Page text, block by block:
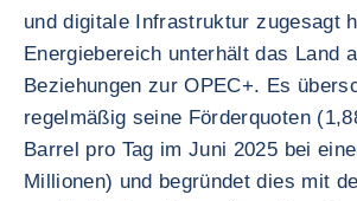
und digitale Infrastruktur zugesagt
Energiebereich unterhält das Land
Beziehungen zur OPEC+. Es
regelmäßig seine Förderquoten
Barrel pro Tag im Juni 2025 bei
Millionen) und begründet dies mit